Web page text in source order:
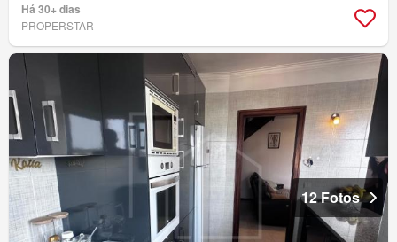
Há 30+ dias
PROPERSTAR
12 Fotos